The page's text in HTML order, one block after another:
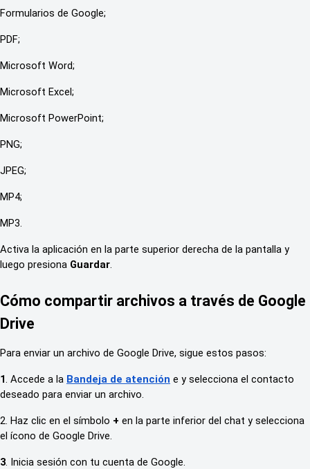
Formularios de Google;
PDF;
Microsoft Word;
Microsoft Excel;
Microsoft PowerPoint;
PNG;
JPEG;
MP4;
MP3.
Activa la aplicación en la parte superior derecha de la pantalla y
luego presiona Guardar.
Cómo compartir archivos a través de Google
Drive
Para enviar un archivo de Google Drive, sigue estos pasos:
1. Accede a la Bandeja de atención e y selecciona el contacto
deseado para enviar un archivo.
2. Haz clic en el símbolo + en la parte inferior del chat y selecciona
el ícono de Google Drive.
3. Inicia sesión con tu cuenta de Google.